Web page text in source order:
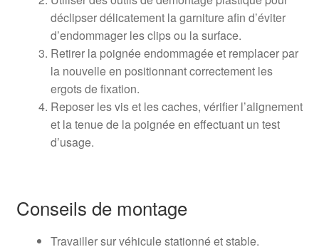
déclipser délicatement la garniture afin d’éviter
d’endommager les clips ou la surface.
Retirer la poignée endommagée et remplacer par
la nouvelle en positionnant correctement les
ergots de fixation.
Reposer les vis et les caches, vérifier l’alignement
et la tenue de la poignée en effectuant un test
d’usage.
Conseils de montage
Travailler sur véhicule stationné et stable.